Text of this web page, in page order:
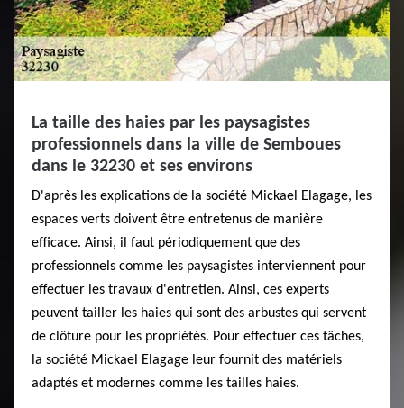
La taille des haies par les paysagistes
professionnels dans la ville de Semboues
dans le 32230 et ses environs
D'après les explications de la société Mickael Elagage, les
espaces verts doivent être entretenus de manière
efficace. Ainsi, il faut périodiquement que des
professionnels comme les paysagistes interviennent pour
effectuer les travaux d'entretien. Ainsi, ces experts
peuvent tailler les haies qui sont des arbustes qui servent
de clôture pour les propriétés. Pour effectuer ces tâches,
la société Mickael Elagage leur fournit des matériels
adaptés et modernes comme les tailles haies.